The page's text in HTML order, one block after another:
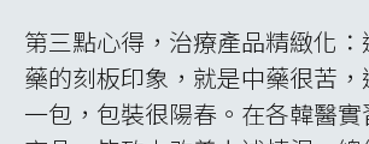
異地能夠看到熟面孔以及來自
的問候，相信同學的思鄉之情
空。